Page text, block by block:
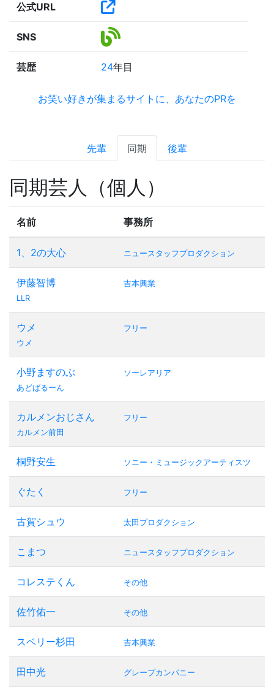
公式URL
SNS
芸歴 24年目
お笑い好きが集まるサイトに、あなたのPRを
先輩 同期 後輩
同期芸人（個人）
名前 事務所
1、2の大心 ニュースタッフプロダクション
伊藤智博
LLR
吉本興業
ウメ
ウメ
フリー
小野ますのぶ
あどばるーん
ソーレアリア
カルメンおじさん
カルメン前田
フリー
桐野安生 ソニー・ミュージックアーティスツ
ぐたく フリー
古賀シュウ 太田プロダクション
こまつ ニュースタッフプロダクション
コレステくん その他
佐竹佑一 その他
スベリー杉田 吉本興業
田中光 グレープカンパニー